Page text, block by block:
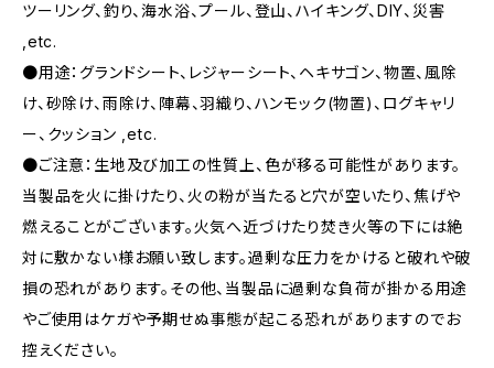
ツーリング、釣り、海水浴、プール、登山、ハイキング、DIY、災害
,etc.
●用途：グランドシート、レジャーシート、ヘキサゴン、物置、風除
け、砂除け、雨除け、陣幕、羽織り、ハンモック(物置)、ログキャリ
ー、クッション ,etc.
●ご注意：生地及び加工の性質上、色が移る可能性があります。
当製品を火に掛けたり、火の粉が当たると穴が空いたり、焦げや
燃えることがございます。火気へ近づけたり焚き火等の下には絶
対に敷かない様お願い致します。過剰な圧力をかけると破れや破
損の恐れがあります。その他、当製品に過剰な負荷が掛かる用途
やご使用はケガや予期せぬ事態が起こる恐れがありますのでお
控えください。